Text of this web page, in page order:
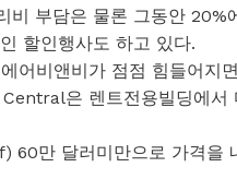
비 부담은 물론 그동안
할인행사도 하고 있다.
어비앤비가 점점 힘들어지
은 렌트전용빌딩에서
60만 달러미만으로 가격을